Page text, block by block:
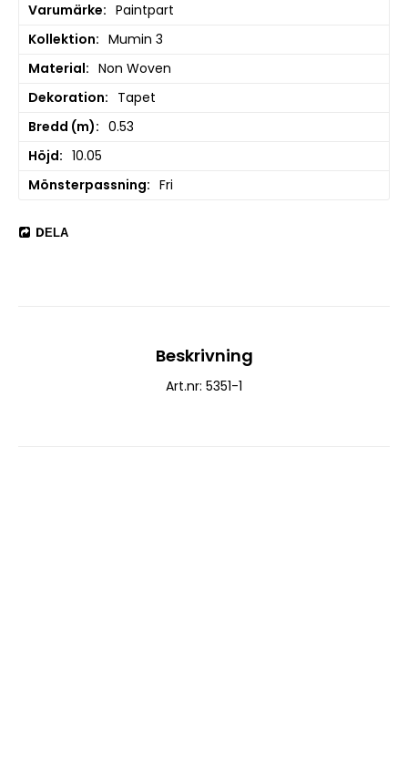
Varumärke
Paintpart
Kollektion
Mumin 3
Material
Non Woven
Dekoration
Tapet
Bredd (m)
0.53
Höjd
10.05
Mönsterpassning
Fri
DELA
Beskrivning
Art.nr: 5351-1